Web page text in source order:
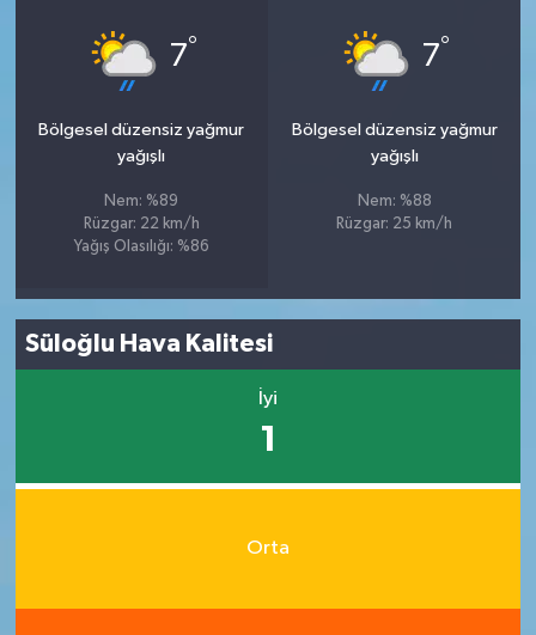
7°
Bölgesel düzensiz yağmur
yağışlı
Nem: %89
Rüzgar: 22 km/h
Yağış Olasılığı: %86
7°
Bölgesel düzensiz yağmur
yağışlı
Nem: %88
Rüzgar: 25 km/h
Süloğlu Hava Kalitesi
İyi
1
Orta